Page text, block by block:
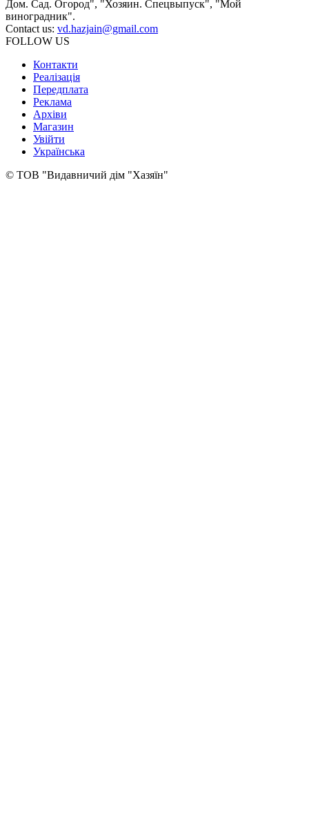
Дом. Сад. Огород", "Хозяин. Спецвыпуск", "Мой
виноградник".
Contact us: vd.hazjain@gmail.com
FOLLOW US
Контакти
Реалізація
Передплата
Реклама
Архіви
Магазин
Увійти
Українська
© ТОВ "Видавничий дім "Хазяїн"